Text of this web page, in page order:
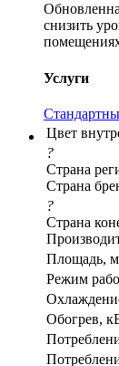
снизить
Услуги
Цвет
?
Страна
Страна
?
Страна
Площадь,
Режим
Обогрев,